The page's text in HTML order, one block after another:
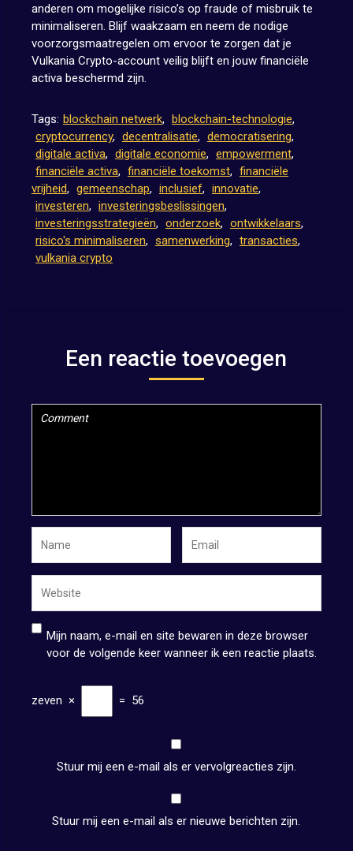
anderen om mogelijke risico’s op fraude of misbruik te
minimaliseren. Blijf waakzaam en neem de nodige
voorzorgsmaatregelen om ervoor te zorgen dat je
Vulkania Crypto-account veilig blijft en jouw financiële
activa beschermd zijn.
Tags: blockchain netwerk, blockchain-technologie,
cryptocurrency, decentralisatie, democratisering,
digitale activa, digitale economie, empowerment,
financiële activa, financiële toekomst, financiële
vrijheid, gemeenschap, inclusief, innovatie,
investeren, investeringsbeslissingen,
investeringsstrategieën, onderzoek, ontwikkelaars,
risico's minimaliseren, samenwerking, transacties,
vulkania crypto
Een reactie toevoegen
Mijn naam, e-mail en site bewaren in deze browser
voor de volgende keer wanneer ik een reactie plaats.
zeven × = 56
Stuur mij een e-mail als er vervolgreacties zijn.
Stuur mij een e-mail als er nieuwe berichten zijn.